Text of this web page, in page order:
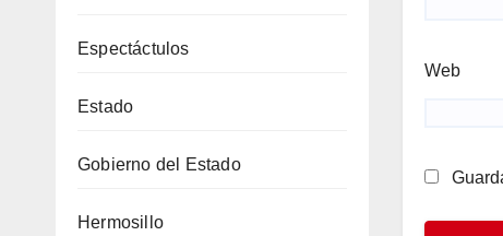
Espectáctulos
Estado
Gobierno del Estado
Hermosillo
Web